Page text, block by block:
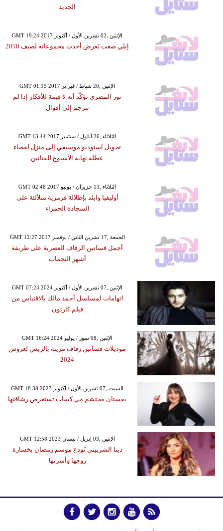
الجديد
GMT 19:24 2017 الإثنين ,02 تشرين الأول / أكتوبر
إيلي صعب يَعرض أحدث مجموعاته لصيف 2018
GMT 01:15 2017 الإثنين ,20 شباط / فبراير
نور المصري تؤكّد أنه لا قيمة للأفكار إذا لم
تترجم إلى أقوال
GMT 13:44 2017 الثلاثاء ,26 أيلول / سبتمبر
تحويل استوديو موسيقي إلى منزل لقضاء
عطلة نهاية الأسبوع للفنانين
GMT 02:48 2017 الثلاثاء ,13 حزيران / يونيو
أوليفيا وايلد بإطلالة قرمزية متلألئة على
السجادة الحمراء
GMT 12:27 2017 الجمعة ,17 تشرين الثاني / نوفمبر
أجمل فساتين الزفاف العصرية على طريقة
أشهر النجمات
GMT 07:24 2024 الإثنين ,07 تشرين الأول / أكتوبر
اتهامات لمسلسل أحمد مالك بالاقتباس من
فيلم كارتون
GMT 16:24 2024 الإثنين ,08 تموز / يوليو
موديلات فساتين زفاف مزينة بالريش لعروس
2024
GMT 18:38 2023 السبت ,07 تشرين الأول / أكتوبر
بفستان محتشم مي كساب تستعرض رشاقتها
GMT 12:58 2023 الإثنين ,03 إبريل / نيسان
دينا الشربيني تُودع موسم رمضان بخسارة
زوجها وأسرتها